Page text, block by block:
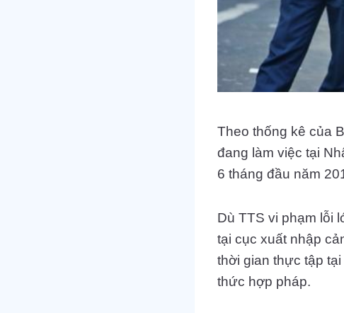
Theo thống kê của
đang làm việc tại
6 tháng đầu năm
Dù TTS vi phạm lỗi
tại cục xuất nhập
thời gian thực tập
thức hợp pháp.